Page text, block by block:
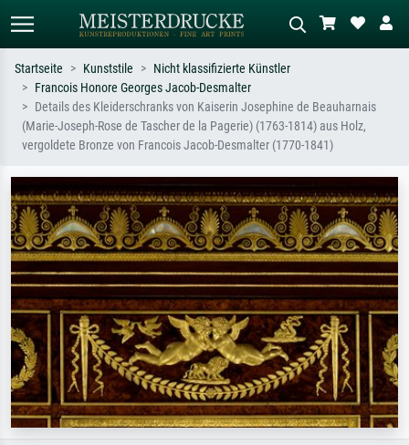
Standardsuche KI-Bildersuche
Suchen Sie nach Künstlern, Werktiteln
oder Stilen – z.B. Monet,
Beschreiben Sie die Szene – z.B. Grüne
Wiese, Abstrakt mit viel Rot, Dunkles
Startseite Kunststile
Nicht klassifizierte Künstler
Francois Honore Georges Jacob-Desmalter
Details des Kleiderschranks von Kaiserin Josephine de Beauharnais
(Marie-Joseph-Rose de Tascher de la Pagerie) (1763-1814) aus Holz,
vergoldete Bronze von Francois Jacob-Desmalter (1770-1841)